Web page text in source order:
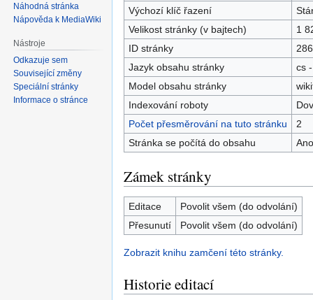
Výchozí klíč řazení
Velikost stránky (v bajtech)
1
ID stránky
Jazyk obsahu stránky
cs
Model obsahu stránky
Indexování roboty
Počet přesměrování na tuto stránku
2
Stránka se počítá do obsahu
Ano
Zámek stránky
Editace
Povolit všem (do odvolání)
Přesunutí
Povolit všem (do odvolání)
Zobrazit knihu zamčení této stránky.
Historie editací
Náhodná stránka
Nápověda k MediaWiki
Nástroje
Odkazuje sem
Související změny
Speciální stránky
Informace o stránce